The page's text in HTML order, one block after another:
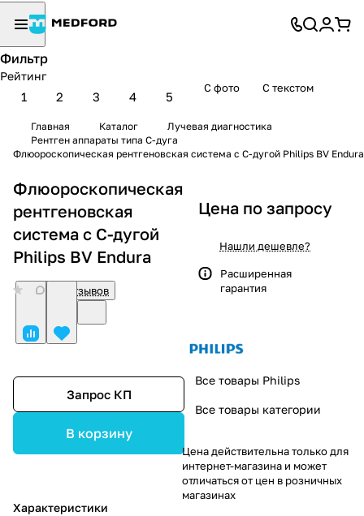
Фильтр
Рейтинг
1 2 3 4 5
С фото С текстом
Главная Каталог
Лучевая диагностика
Рентген аппараты типа С-дуга
Флюороскопическая рентгеновская система с С-дугой Philips BV Endura
Флюороскопическая
рентгеновская
система с С-дугой
Philips BV Endura
Нет отзывов
Запрос КП
В корзину
Характеристики
Цена по запросу
Нашли дешевле?
Расширенная
гарантия
Все товары Philips
Все товары категории
Цена действительна только для
интернет-магазина и может
отличаться от цен в розничных
магазинах